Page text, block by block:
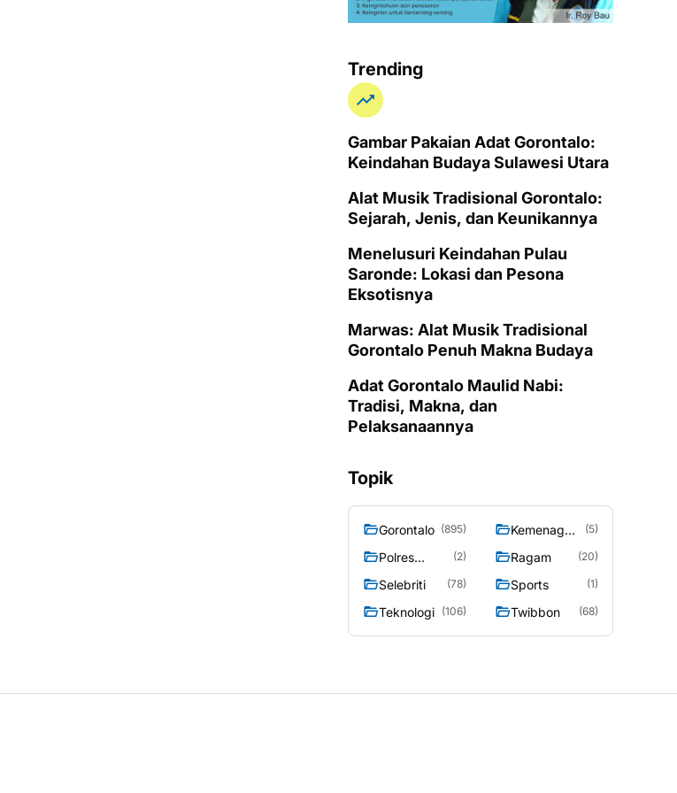
Trending
Gambar Pakaian Adat Gorontalo:
Keindahan Budaya Sulawesi Utara
Alat Musik Tradisional Gorontalo:
Sejarah, Jenis, dan Keunikannya
Menelusuri Keindahan Pulau
Saronde: Lokasi dan Pesona
Eksotisnya
Marwas: Alat Musik Tradisional
Gorontalo Penuh Makna Budaya
Adat Gorontalo Maulid Nabi:
Tradisi, Makna, dan
Pelaksanaannya
Topik
Gorontalo (895)
Kemenag
(5)
Polres
(2) Ragam (20)
Selebriti (78) Sports (1)
Teknologi (106) Twibbon (68)